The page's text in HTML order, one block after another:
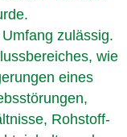
zulässig.
wie
eines
Rohstoff-